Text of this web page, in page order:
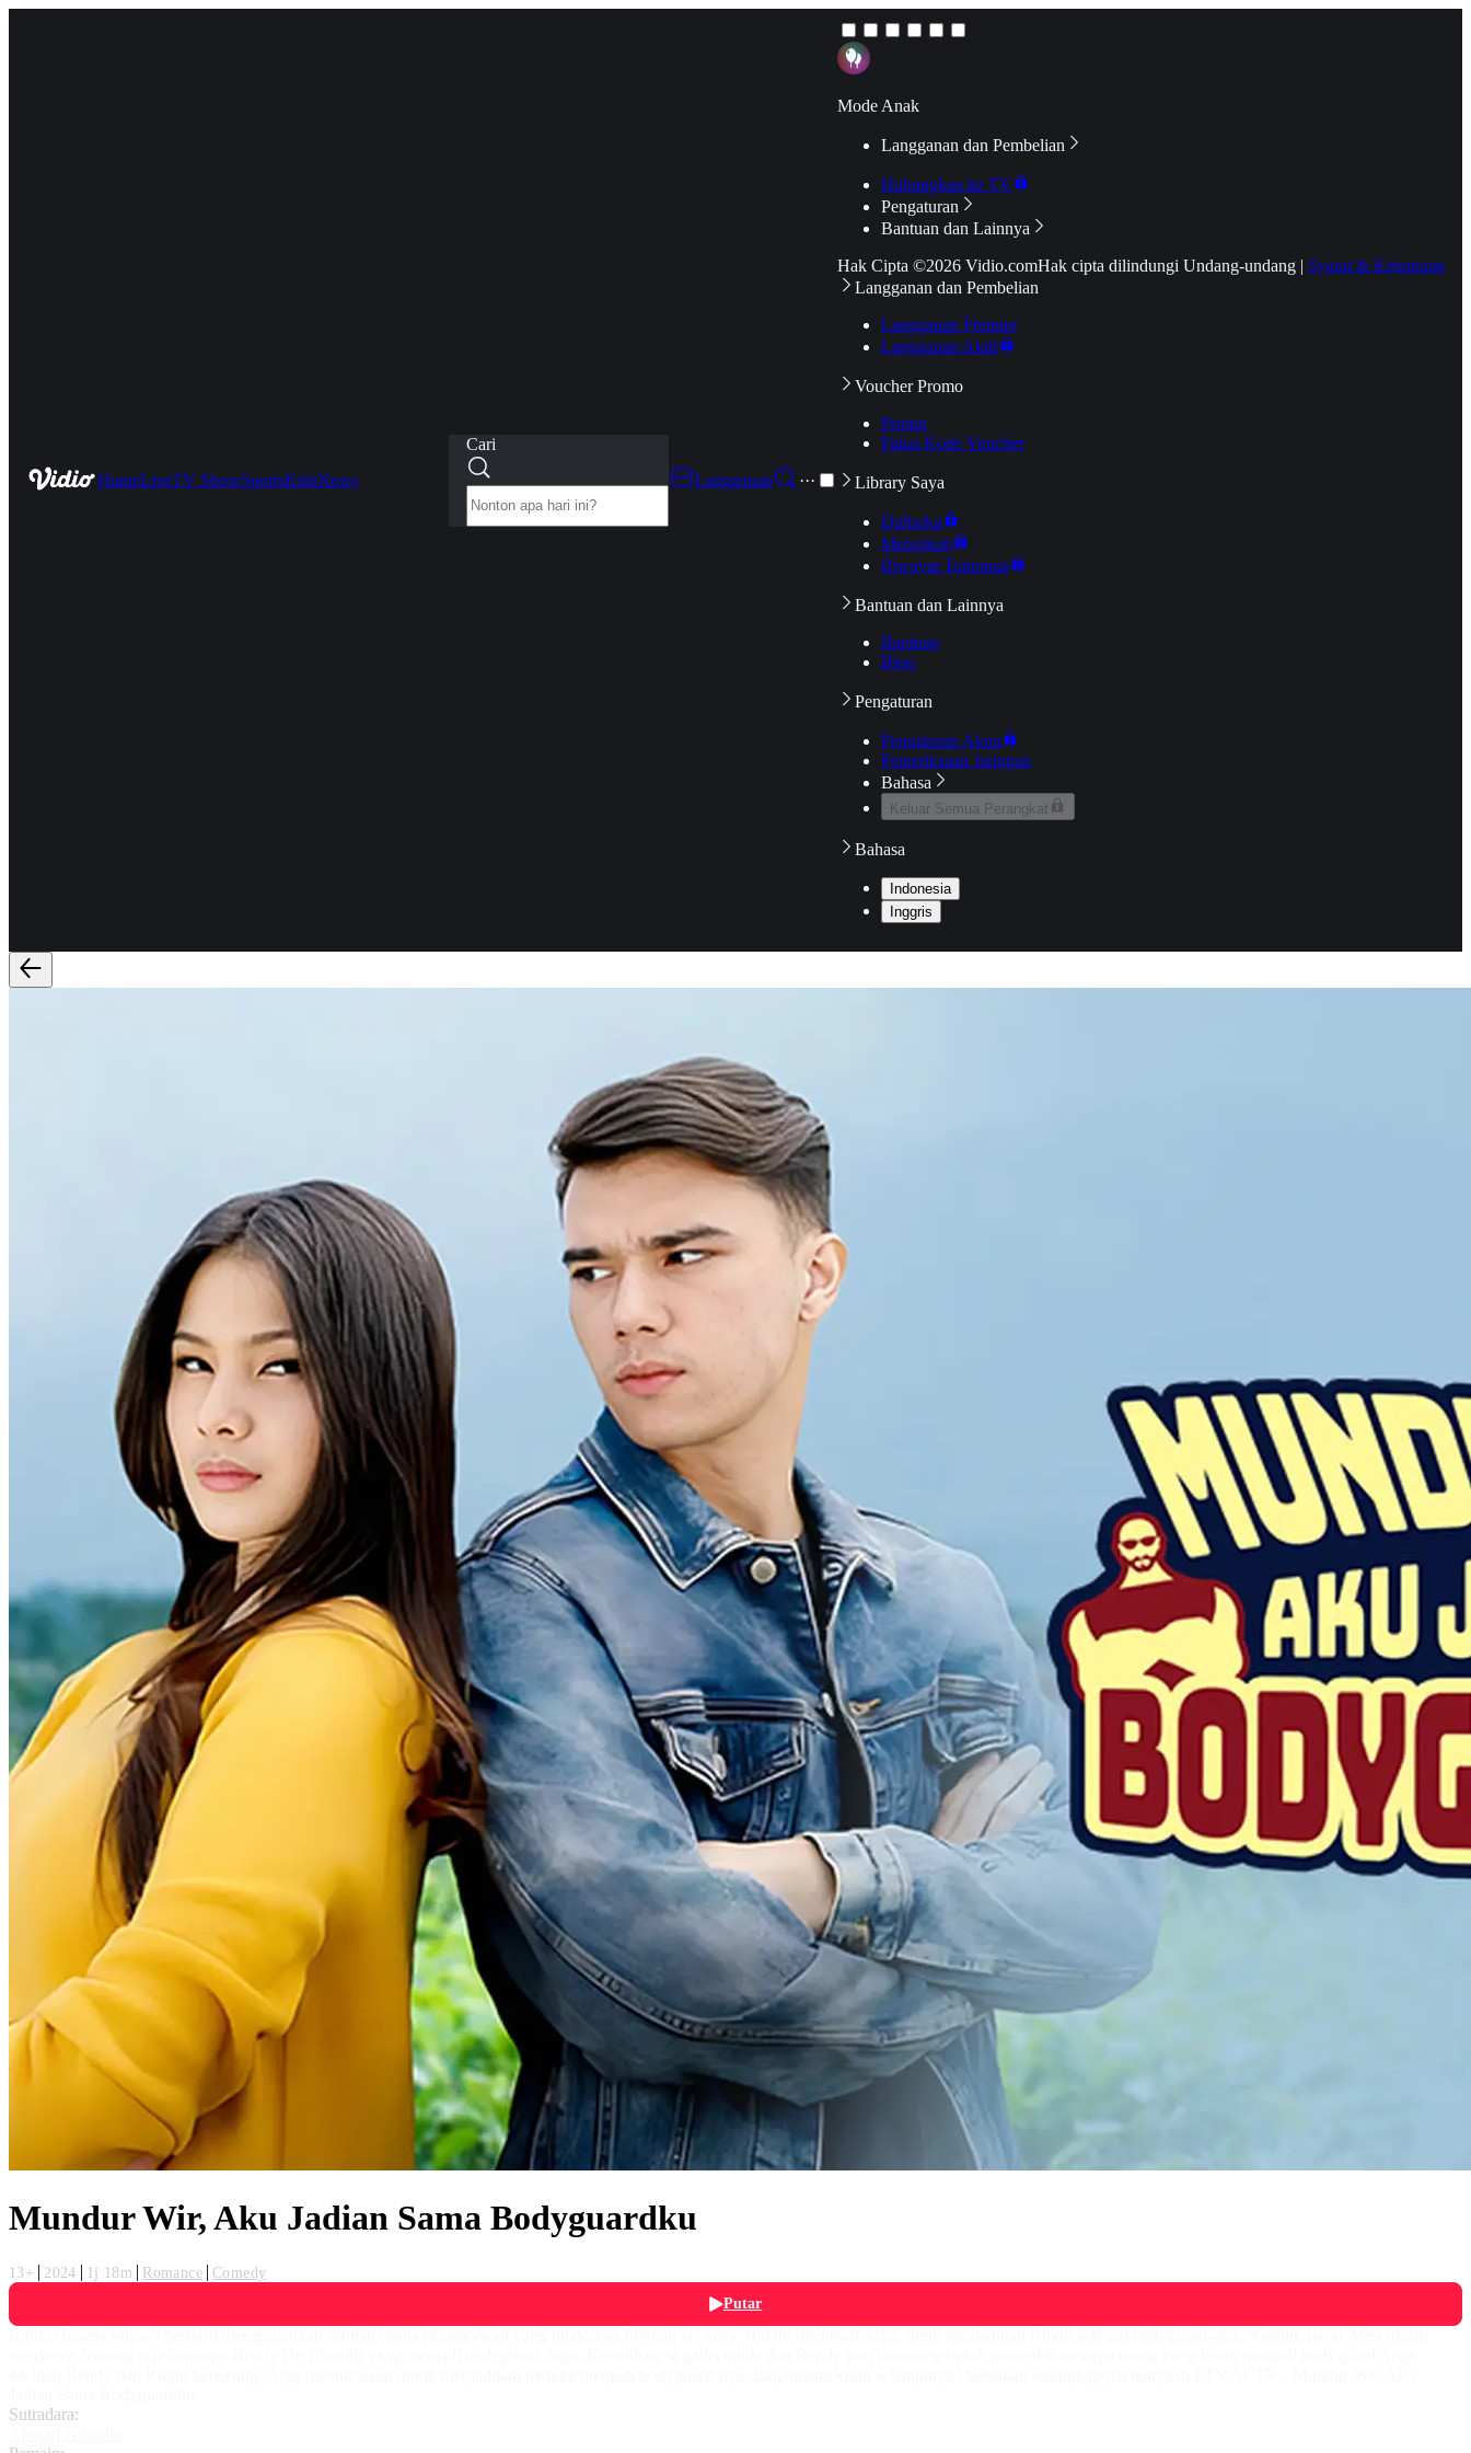
HomeLiveTV ShowSportsKidsNews
Cari
Langganan
···
Mode Anak
Langganan dan Pembelian
Hubungkan ke TV
Pengaturan
Bantuan dan Lainnya
Hak Cipta ©2026 Vidio.comHak cipta dilindungi Undang-undang | Syarat & Ketentuan
Langganan dan Pembelian
Langganan Premier
Langganan Aktif
Voucher Promo
Promo
Pakai Kode Voucher
Library Saya
Daftarku
Mengikuti
Riwayat Tontonan
Bantuan dan Lainnya
Bantuan
Blog
Pengaturan
Pengaturan Akun
Pemeriksaan Jaringan
Bahasa
Keluar Semua Perangkat
Bahasa
Indonesia
Inggris
Mundur Wir, Aku Jadian Sama Bodyguardku
13+ 2024 1j 18m Romance
Comedy
Putar
Sutradara: